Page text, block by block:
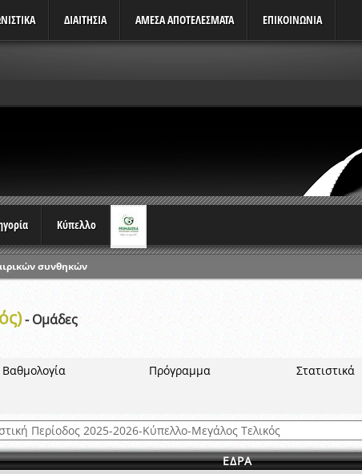
ΔΙΑΙΤΗΣΙΑ ΑΜΕΣΑ ΑΠΟΤΕΛΕΣΜΑΤΑ ΕΠΙΚΟΙΝΩΝΙΑ
Κύπελλο
συνθηκών
γραπτών εξετάσεων και αγωνιστικών δοκιμασιών διαιτητών και
Ερασιτεχνών 2015-2016
Σεμιναρίου προεπιλογής Διαιτητών και Παρατηρητών ΕΠΣΑ
και Κυπέλλου 2015-2016
- Ομάδες
Βαθμολογία Πρόγραμμα Στατιστικά
ΕΔΡΑ